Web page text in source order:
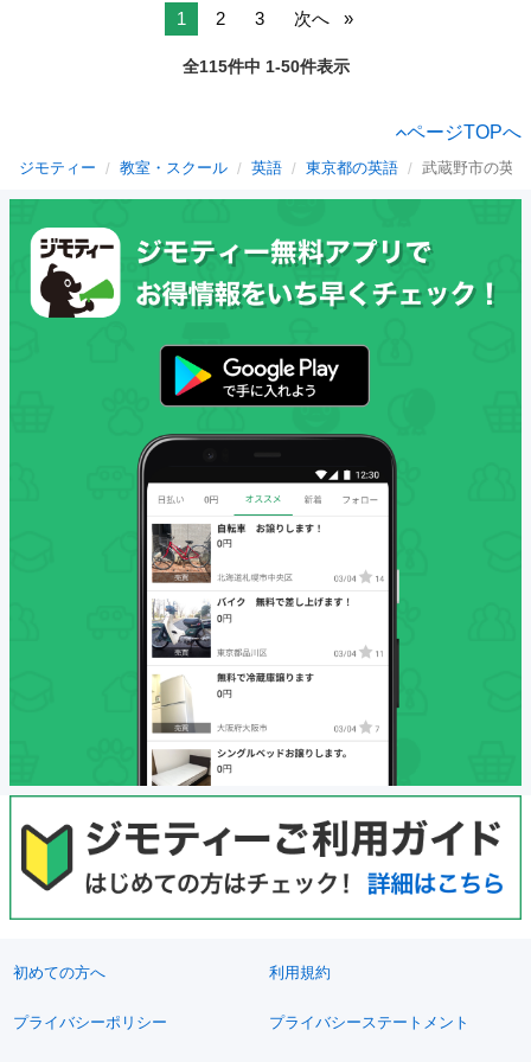
1 2 3 次へ
全115件中 1-50件表示
ページTOPへ
ジモティー 教室・スクール 英語 東京都の英語 武蔵野市の英語
初めての方へ 利用規約
プライバシーポリシー プライバシーステートメント